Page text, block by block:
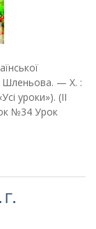
Шленьова. — X. :
уроки»). (ІІ
№34 Урок
Г.